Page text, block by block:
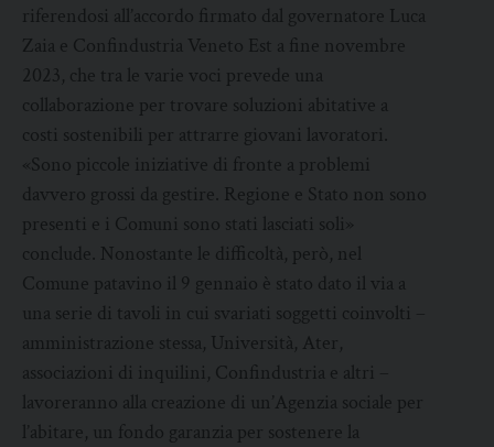
riferendosi all’accordo firmato dal governatore Luca
Zaia e Confindustria Veneto Est a fine novembre
2023, che tra le varie voci prevede una
collaborazione per trovare soluzioni abitative a
costi sostenibili per attrarre giovani lavoratori.
«Sono piccole iniziative di fronte a problemi
davvero grossi da gestire. Regione e Stato non sono
presenti e i Comuni sono stati lasciati soli»
conclude. Nonostante le difficoltà, però, nel
Comune patavino il 9 gennaio è stato dato il via a
una serie di tavoli in cui svariati soggetti coinvolti –
amministrazione stessa, Università, Ater,
associazioni di inquilini, Confindustria e altri –
lavoreranno alla creazione di un’Agenzia sociale per
l’abitare, un fondo garanzia per sostenere la